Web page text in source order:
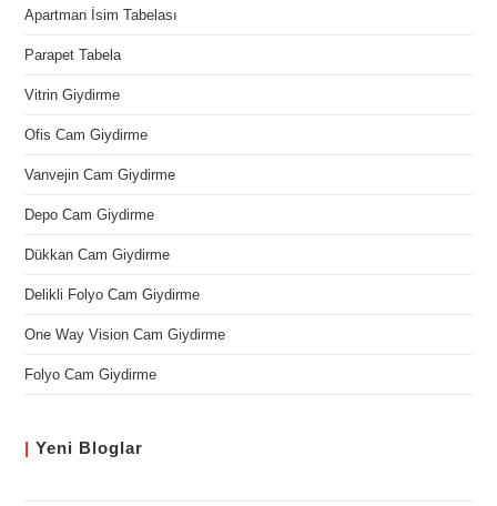
Apartman İsim Tabelası
Parapet Tabela
Vitrin Giydirme
Ofis Cam Giydirme
Vanvejin Cam Giydirme
Depo Cam Giydirme
Dükkan Cam Giydirme
Delikli Folyo Cam Giydirme
One Way Vision Cam Giydirme
Folyo Cam Giydirme
| Yeni Bloglar